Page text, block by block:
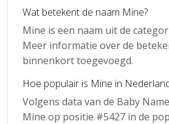
Wat betekent de naam Mine?
Mine is een naam uit de
Meer informatie over de
binnenkort toegevoegd.
Hoe populair is Mine in
Volgens data van de Baby
Mine op positie #5427 in de